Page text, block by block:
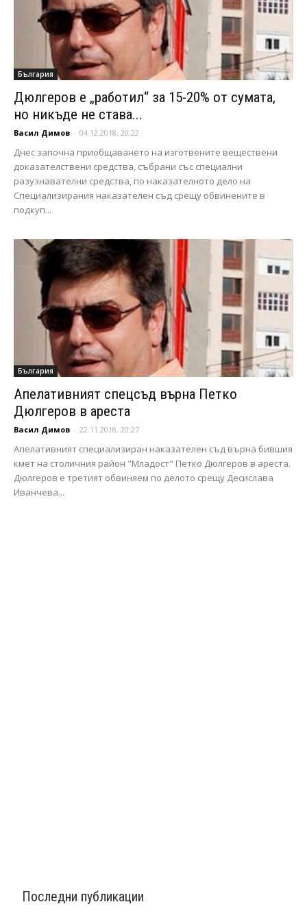
България
Дюлгеров е „работил“ за 15-20% от сумата,
но никъде не става...
Васил Димов - 04.12.2018, 20:22
Днес започна приобщаването на изготвените веществени
доказателствени средства, събрани със специални
разузнавателни средства, по наказателното дело на
Специализирания наказателен съд срещу обвинените в
подкуп...
България
Апелативният спецсъд върна Петко
Дюлгеров в ареста
Васил Димов - 22.11.2018, 20:27
Апелативният специализиран наказателен съд върна бившия
кмет на столичния район "Младост" Петко Дюлгеров в ареста.
Дюлгеров е третият обвиняем по делото срещу Десислава
Иванчева...
Последни публикации